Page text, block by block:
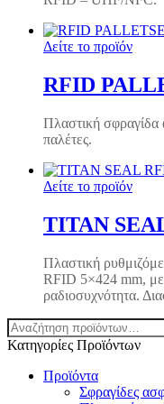
Δείτε το προϊόν
RFID
Πλαστική
παλέτες.
Δείτε το προϊόν
TITAN
Πλαστική
RFID 5×424 mm, με
ραδιοσυχνότητα.
Κατηγορίες Προϊόντων
Προϊόντα
Σφραγίδες